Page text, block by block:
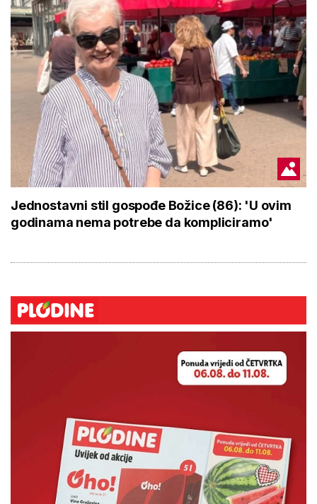
Jednostavni stil gospođe Božice (86): 'U ovim
godinama nema potrebe da kompliciramo'